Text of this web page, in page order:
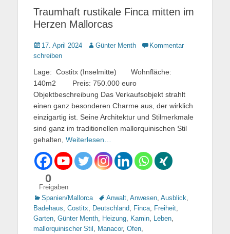
Traumhaft rustikale Finca mitten im
Herzen Mallorcas
Gepostet
am
17. April 2024 AutorGünter Menth
Kommentar
schreiben
Lage: Costitx (Inselmitte) Wohnfläche:
140m2 Preis: 750.000 euro
Objektbeschreibung Das Verkaufsobjekt strahlt
einen ganz besonderen Charme aus, der wirklich
einzigartig ist. Seine Architektur und Stilmerkmale
sind ganz im traditionellen mallorquinischen Stil
gehalten, Weiterlesen…
0
Freigaben
Kategorien
Spanien/Mallorca TagsAnwalt, Anwesen, Ausblick,
Badehaus, Costitx, Deutschland, Finca, Freiheit,
Garten, Günter Menth, Heizung, Kamin, Leben,
mallorquinischer Stil , Manacor, Ofen,